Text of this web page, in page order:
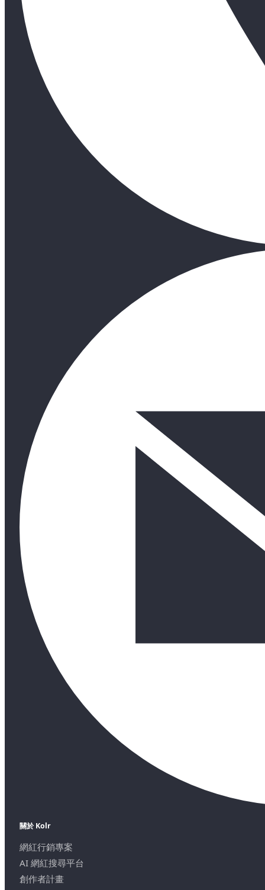
關於 Kolr
網紅行銷專案
AI 網紅搜尋平台
創作者計畫